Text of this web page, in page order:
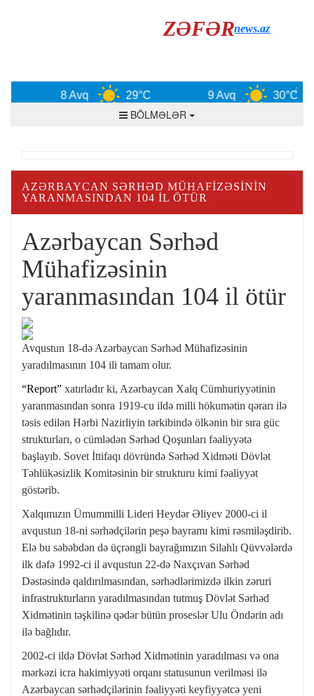
ZƏFƏRnews.az
8 Avq 29°C 9 Avq 30°C
BÖLMƏLƏR
AZƏRBAYCAN SƏRHƏD MÜHAFIZƏSININ
YARANMASINDAN 104 IL ÖTÜR
Azərbaycan Sərhəd
Mühafizəsinin
yaranmasından 104 il ötür
Avqustun 18-də Azərbaycan Sərhəd Mühafizəsinin
yaradılmasının 104 ili tamam olur.
“Report” xatırladır ki, Azərbaycan Xalq Cümhuriyyətinin
yaranmasından sonra 1919-cu ildə milli hökumətin qərarı ilə
təsis edilən Hərbi Nazirliyin tərkibində ölkənin bir sıra güc
strukturları, o cümlədən Sərhəd Qoşunları fəaliyyətə
başlayıb. Sovet İttifaqı dövründə Sərhəd Xidməti Dövlət
Təhlükəsizlik Komitəsinin bir strukturu kimi fəaliyyət
göstərib.
Xalqımızın Ümummilli Lideri Heydər Əliyev 2000-ci il
avqustun 18-ni sərhədçilərin peşə bayramı kimi rəsmiləşdirib.
Elə bu səbəbdən də üçrəngli bayrağımızın Silahlı Qüvvələrdə
ilk dəfə 1992-ci il avqustun 22-də Naxçıvan Sərhəd
Dəstəsində qaldırılmasından, sərhədlərimizdə ilkin zəruri
infrastrukturların yaradılmasından tutmuş Dövlət Sərhəd
Xidmətinin təşkilinə qədər bütün proseslər Ulu Öndərin adı
ilə bağlıdır.
2002-ci ildə Dövlət Sərhəd Xidmətinin yaradılması və ona
mərkəzi icra hakimiyyəti orqanı statusunun verilməsi ilə
Azərbaycan sərhədçilərinin fəaliyyəti keyfiyyətcə yeni